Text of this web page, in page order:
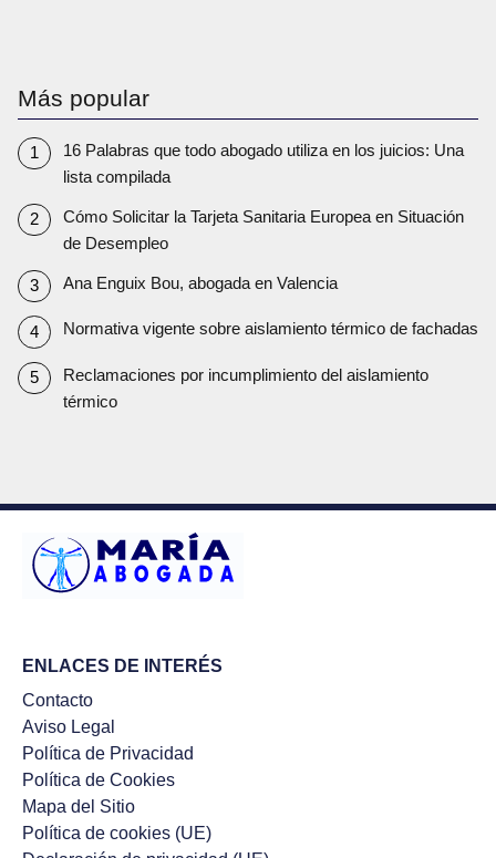
Más popular
16 Palabras que todo abogado utiliza en los juicios: Una
lista compilada
Cómo Solicitar la Tarjeta Sanitaria Europea en Situación
de Desempleo
Ana Enguix Bou, abogada en Valencia
Normativa vigente sobre aislamiento térmico de fachadas
Reclamaciones por incumplimiento del aislamiento
térmico
ENLACES DE INTERÉS
Contacto
Aviso Legal
Política de Privacidad
Política de Cookies
Mapa del Sitio
Política de cookies (UE)